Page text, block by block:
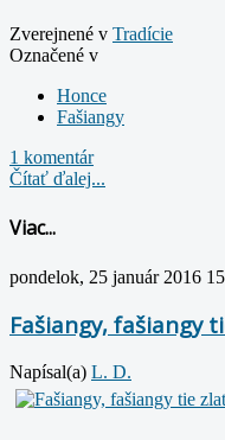
Zverejnené v Tradície
Označené v
Honce
Fašiangy
1 komentár
Čítať ďalej...
Viac...
pondelok, 25 január 2016
Fašiangy, fašiangy
Napísal(a) L. D.